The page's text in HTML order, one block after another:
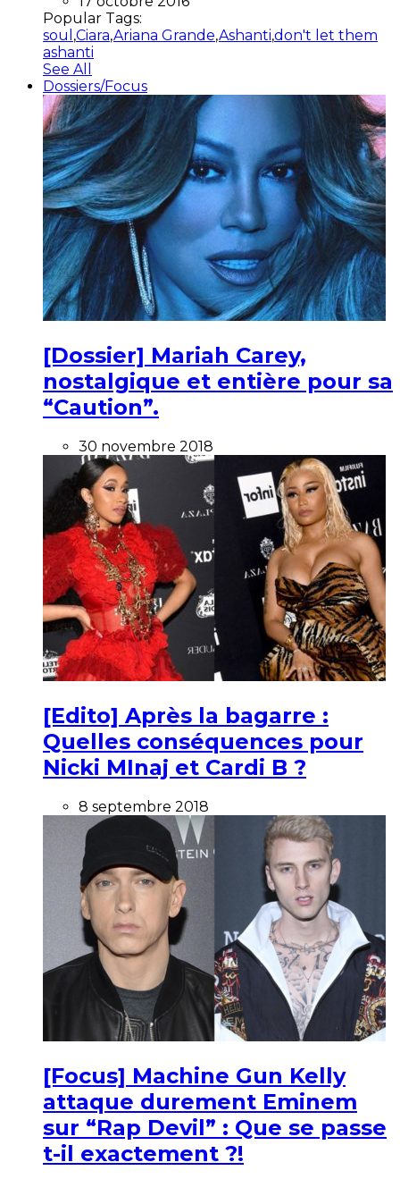
Popular Tags:
soul ,Ciara,Ariana Grande,Ashanti,don't let them
ashanti
See All
Dossiers/Focus
[Dossier] Mariah Carey,
nostalgique et entière pour sa
“Caution”.
30 novembre 2018
[Edito] Après la bagarre :
Quelles conséquences pour
Nicki MInaj et Cardi B ?
8 septembre 2018
[Focus] Machine Gun Kelly
attaque durement Eminem
sur “Rap Devil” : Que se passe
t-il exactement ?!